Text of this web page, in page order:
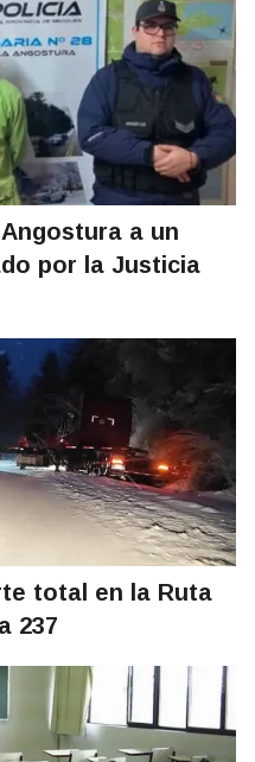
a un
por la Justicia
total en la Ruta
237